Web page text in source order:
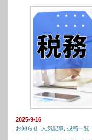
2025-9-16
お知らせ
人気記事 投稿一覧